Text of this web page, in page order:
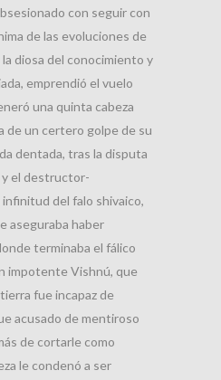
con seguir con
de las evoluciones de
diosa del conocimiento y
emprendió el vuelo
una quinta cabeza
de un certero golpe de su
dentada, tras la disputa
el destructor-
del falo shivaico,
aseguraba haber
terminaba el fálico
impotente Vishnú, que
fue incapaz de
acusado de mentiroso
de cortarle como
le condenó a ser